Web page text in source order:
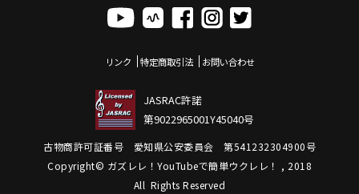
リンク 特定商取引法 お問い合わせ
JASRAC許諾
第9022965001Y45040号
古物商許可証番号 愛知県公安委員会 第541232304900号
Copyright© ガズレレ！YouTubeで簡単ウクレレ！ , 2018
All Rights Reserved